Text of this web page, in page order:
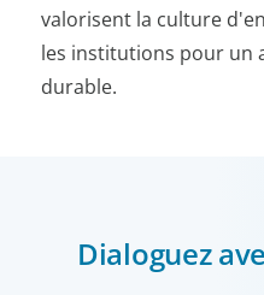
valorisent la culture
les institutions pour un
durable.
Dialoguez